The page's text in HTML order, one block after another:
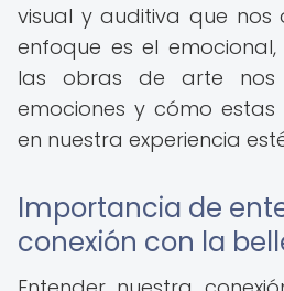
visual y auditiva que nos
enfoque es el
las obras de arte nos
emociones y cómo estas
en nuestra experiencia
Importancia de
conexión con la